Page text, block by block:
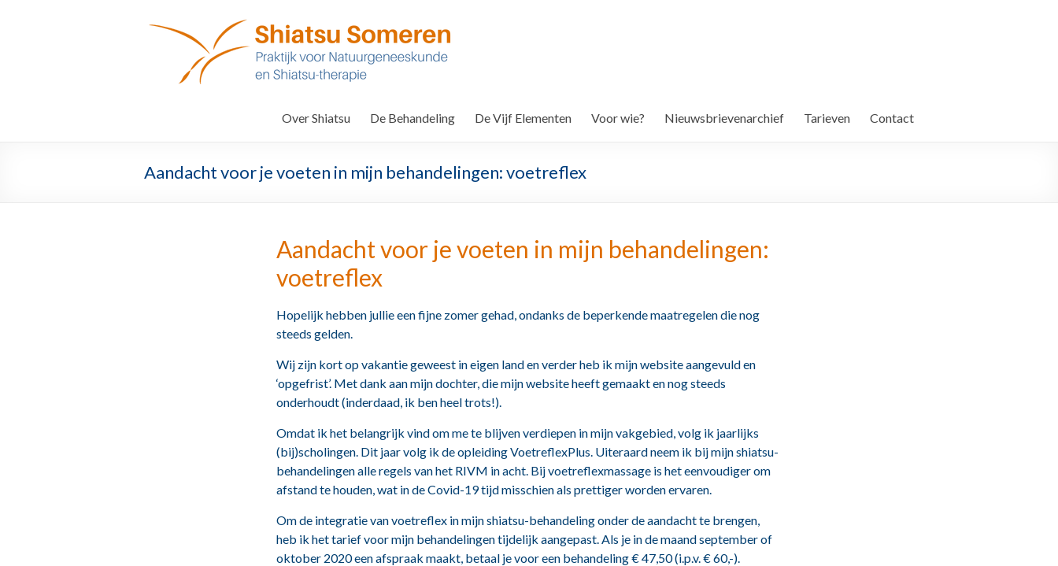
De
Kraanvogel
Over Shiatsu De Behandeling De Vijf Elementen Voor wie? Nieuwsbrievenarchief Tarieven Contact
Aandacht voor je voeten in mijn behandelingen: voetreflex
Aandacht voor je voeten in mijn behandelingen:
voetreflex
Hopelijk hebben jullie een fijne zomer gehad, ondanks de beperkende maatregelen die nog
steeds gelden.
Wij zijn kort op vakantie geweest in eigen land en verder heb ik mijn website aangevuld en
‘opgefrist’. Met dank aan mijn dochter, die mijn website heeft gemaakt en nog steeds
onderhoudt (inderdaad, ik ben heel trots!).
Omdat ik het belangrijk vind om me te blijven verdiepen in mijn vakgebied, volg ik jaarlijks
(bij)scholingen. Dit jaar volg ik de opleiding VoetreflexPlus. Uiteraard neem ik bij mijn shiatsu-
behandelingen alle regels van het RIVM in acht. Bij voetreflexmassage is het eenvoudiger om
afstand te houden, wat in de Covid-19 tijd misschien als prettiger worden ervaren.
Om de integratie van voetreflex in mijn shiatsu-behandeling onder de aandacht te brengen,
heb ik het tarief voor mijn behandelingen tijdelijk aangepast. Als je in de maand september of
oktober 2020 een afspraak maakt, betaal je voor een behandeling € 47,50 (i.p.v. € 60,-).